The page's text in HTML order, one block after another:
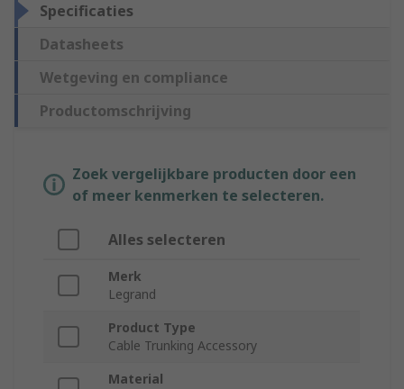
Specificaties
Datasheets
Wetgeving en compliance
Productomschrijving
Zoek vergelijkbare producten door een
of meer kenmerken te selecteren.
Alles selecteren
Merk
Legrand
Product Type
Cable Trunking Accessory
Material